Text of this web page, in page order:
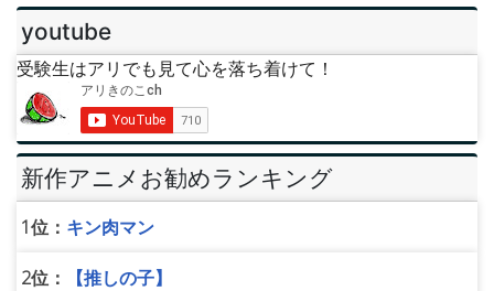
youtube
受験生はアリでも見て心を落ち着けて！
新作アニメお勧めランキング
1位： キン肉マン
2位： 【推しの子】